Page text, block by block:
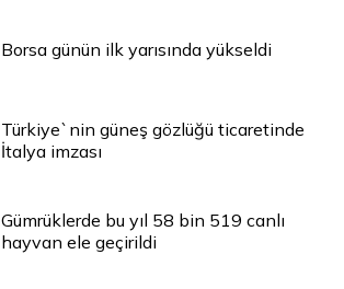
Borsa günün ilk yarısında yükseldi
Türkiye`nin güneş gözlüğü ticaretinde
İtalya imzası
Gümrüklerde bu yıl 58 bin 519 canlı
hayvan ele geçirildi